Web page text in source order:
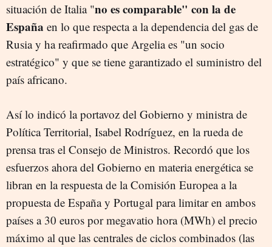
situación de Italia "no es comparable" con la de
España en lo que respecta a la dependencia del gas de
Rusia y ha reafirmado que Argelia es "un socio
estratégico" y que se tiene garantizado el suministro del
país africano.
Así lo indicó la portavoz del Gobierno y ministra de
Política Territorial, Isabel Rodríguez, en la rueda de
prensa tras el Consejo de Ministros. Recordó que los
esfuerzos ahora del Gobierno en materia energética se
libran en la respuesta de la Comisión Europea a la
propuesta de España y Portugal para limitar en ambos
países a 30 euros por megavatio hora (MWh) el precio
máximo al que las centrales de ciclos combinados (las